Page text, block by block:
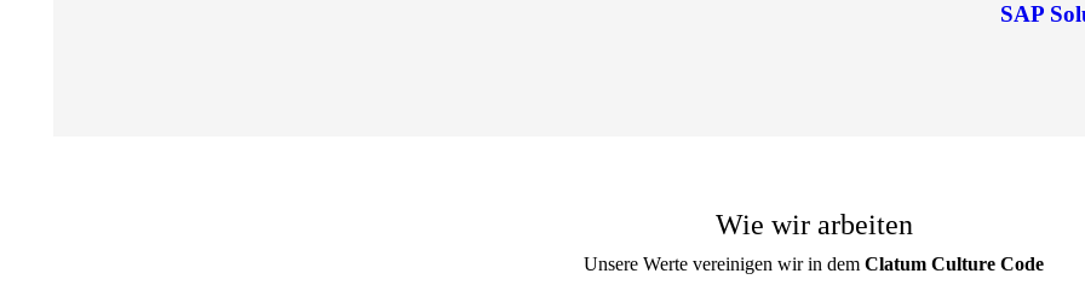
SAP
Wie wir arbeiten
Unsere Werte vereinigen wir in dem Clatum Culture Code